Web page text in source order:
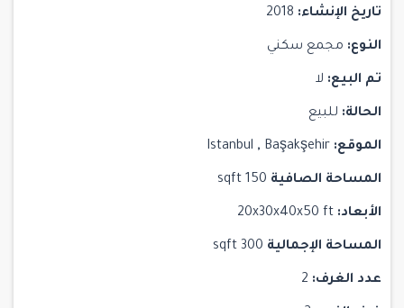
تاريخ الإنشاء:
النوع: مجمع سكني
تم البيع:
الحالة:
الموقع: Istanbul , Başakşehir
المساحة الصافية
الأبعاد:
المساحة الإجمالية
عدد الغرف: